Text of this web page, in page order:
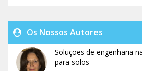
Os Nossos Autores
Soluções de engenharia
para solos